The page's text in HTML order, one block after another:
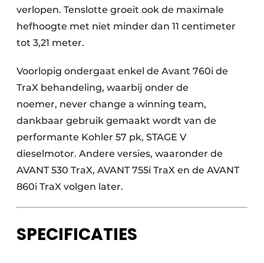
verlopen. Tenslotte groeit ook de maximale
hefhoogte met niet minder dan 11 centimeter
tot 3,21 meter.
Voorlopig ondergaat enkel de Avant 760i de
TraX behandeling, waarbij onder de
noemer, never change a winning team,
dankbaar gebruik gemaakt wordt van de
performante Kohler 57 pk, STAGE V
dieselmotor. Andere versies, waaronder de
AVANT 530 TraX, AVANT 755i TraX en de AVANT
860i TraX volgen later.
SPECIFICATIES